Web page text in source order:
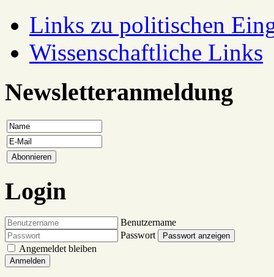
Links zu politischen
Wissenschaftliche Links
Newsletteranmeldung
Login
Benutzername
Passwort
Passwort anzeigen
Angemeldet bleiben
Anmelden